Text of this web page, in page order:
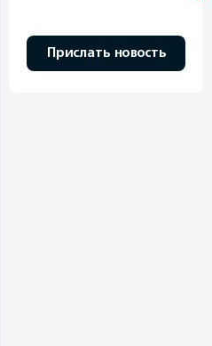
Прислать новость